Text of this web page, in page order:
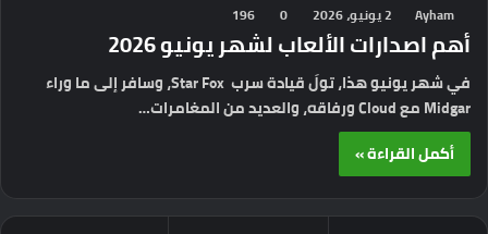
Ayham 2 يونيو، 2026 0
196
أهم اصدارات الألعاب لشهر يونيو 2026
في شهر يونيو هذا، تولَ قيادة سرب Star Fox، وسافر إلى ما وراء
Midgar مع Cloud ورفاقه، والعديد من المغامرات…
أكمل القراءة »